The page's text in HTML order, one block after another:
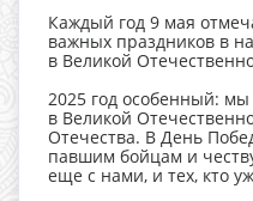
Каждый год 9 мая
важных праздников в
в Великой
2025 год особенный:
в Великой
Отечества. В День
павшим бойцам и
еще с нами, и тех, кто